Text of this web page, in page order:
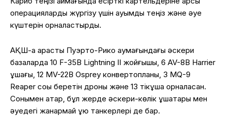
операцияларды жүргізу үшін ауқымды теңіз және әуе
күштерін орналастырды.
АҚШ-қа қарасты Пуэрто-Рико аумағындағы әскери
базаларда 10 F-35B Lightning II жойғышы, 6 AV-8B Harrier
ұшағы, 12 MV-22B Osprey конвертопланы, 3 MQ-9
Reaper соққы беретін дроны және 13 тікұшақ орналасқан.
Сонымен қатар, бұл жерде әскери-көлік ұшақтары мен
әуедегі жанармай құю танкерлері де бар.